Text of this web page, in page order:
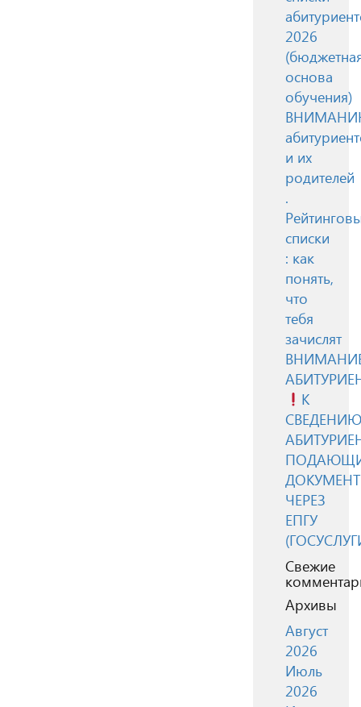
2026
основа
обучения)
и их
родителей
.
списки
: как
понять,
что
тебя
зачислят
К
СВЕДЕНИЮ
ЧЕРЕЗ
ЕПГУ
Свежие
Архивы
Август
2026
Июль
2026